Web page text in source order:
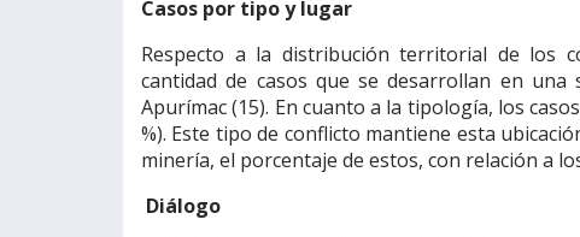
Casos por tipo y lugar
Respecto a la distribución territorial de los
cantidad de casos que se desarrollan en
Apurímac (15). En cuanto a la tipología, los
%). Este tipo de conflicto mantiene esta
minería, el porcentaje de estos, con relación a
Diálogo